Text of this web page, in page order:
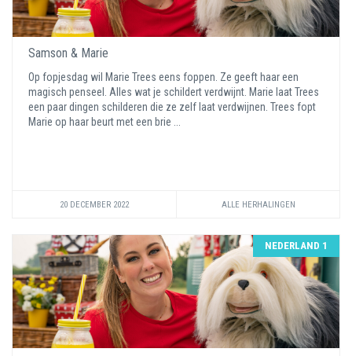
Samson & Marie
Op fopjesdag wil Marie Trees eens foppen. Ze geeft haar een
magisch penseel. Alles wat je schildert verdwijnt. Marie laat Trees
een paar dingen schilderen die ze zelf laat verdwijnen. Trees fopt
Marie op haar beurt met een brie ...
20 DECEMBER 2022 ALLE HERHALINGEN
NEDERLAND 1